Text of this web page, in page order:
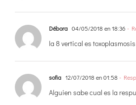
Débora 04/05/2018 en 18:36 -
la 8 vertical es toxoplasmosis
sofia 12/07/2018 en 01:58 -
Alguien sabe cual es la